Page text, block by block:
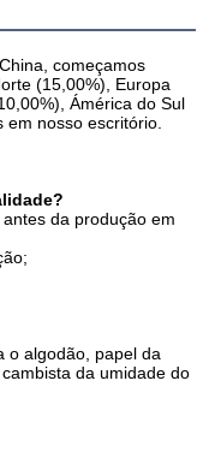
começamos
(15,00%), Europa
Ámérica do Sul
nosso escritório.
da produção em
o algodão, papel da
da umidade do